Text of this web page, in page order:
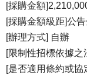
[採購金額
[採購金額級距]公
[辦理方式] 自辦
[限制性招標依據
[是否適用條約或協